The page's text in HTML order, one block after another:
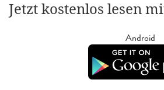
Jetzt kostenlos lesen
Android